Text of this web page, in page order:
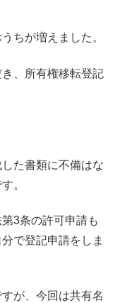
ちが増えました。
、所有権移転登記
た書類に不備はな
。
3条の許可申請も
で登記申請をしま
が、今回は共有名